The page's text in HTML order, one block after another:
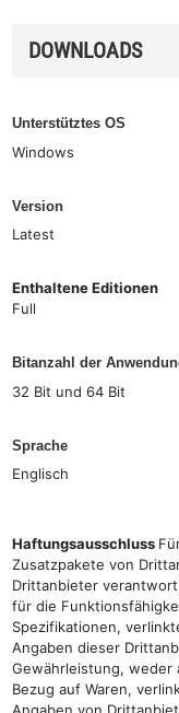
DOWNLOADS
Unterstütztes OS
Windows
Version
Latest
Enthaltene Editionen
Full
Bitanzahl der
32 Bit und 64 Bit
Sprache
Englisch
Haftungsausschluss
Zusatzpakete von
Drittanbieter
für die
Spezifikationen,
Angaben dieser
Gewährleistung, weder
Bezug auf Waren,